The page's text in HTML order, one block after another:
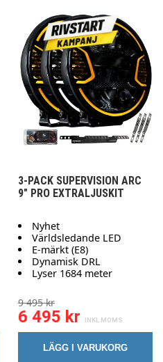
3-PACK SUPERVISION ARC
9" PRO EXTRALJUSKIT
Nyhet
Världsledande LED
E-märkt (E8)
Dynamisk DRL
Lyser 1684 meter
9 495 kr
6 495 kr
LÄGG I VARUKORG